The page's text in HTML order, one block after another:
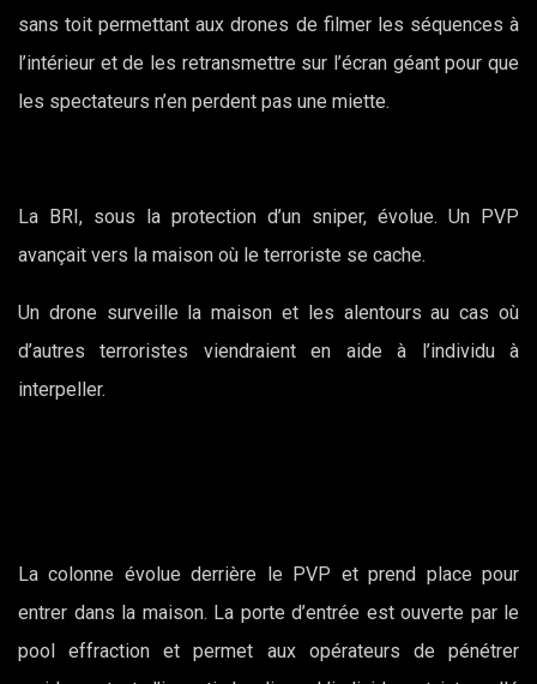
sans toit permettant aux drones de filmer les séquences à
l’intérieur et de les retransmettre sur l’écran géant pour que
les spectateurs n’en perdent pas une miette.
La BRI, sous la protection d’un sniper, évolue. Un PVP
avançait vers la maison où le terroriste se cache.
Un drone surveille la maison et les alentours au cas où
d’autres terroristes viendraient en aide à l’individu à
interpeller.
La colonne évolue derrière le PVP et prend place pour
entrer dans la maison. La porte d’entrée est ouverte par le
pool effraction et permet aux opérateurs de pénétrer